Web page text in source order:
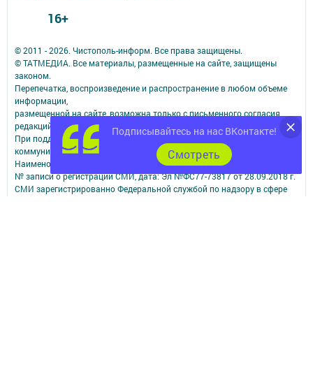
Подписывайтесь на нас ВКонтакте!
Cмотреть
© 2011 - 2026. Чистополь-информ. Все права защищены.
© ТАТМЕДИА. Все материалы, размещенные на сайте, защищены
законом.
Перепечатка, воспроизведение и распространение в любом объеме
информации,
размещенной на сайте, возможна только с письменного согласия
редакций СМИ.
При поддержке Республиканского агентства по печати и массовым
коммуникациям.
Наименование СМИ: Чистополь-информ
№ записи о регистрации СМИ, дата: Эл №ФС77-73817 от 28.09.2018 г.
СМИ зарегистрированно Федеральной службой по надзору в сфере
16+